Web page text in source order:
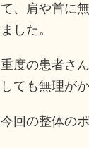
て、肩や首に
ました。
重度の患者さ
しても無理が
今回の整体の